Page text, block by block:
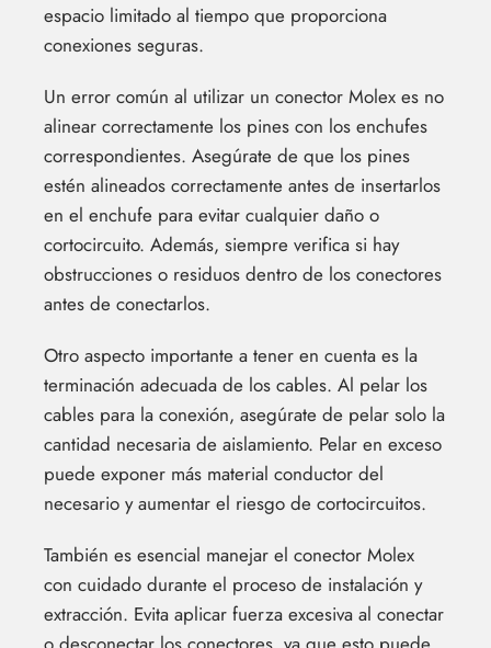
espacio limitado al tiempo que proporciona
conexiones seguras.
Un error común al utilizar un conector Molex es no
alinear correctamente los pines con los enchufes
correspondientes. Asegúrate de que los pines
estén alineados correctamente antes de insertarlos
en el enchufe para evitar cualquier daño o
cortocircuito. Además, siempre verifica si hay
obstrucciones o residuos dentro de los conectores
antes de conectarlos.
Otro aspecto importante a tener en cuenta es la
terminación adecuada de los cables. Al pelar los
cables para la conexión, asegúrate de pelar solo la
cantidad necesaria de aislamiento. Pelar en exceso
puede exponer más material conductor del
necesario y aumentar el riesgo de cortocircuitos.
También es esencial manejar el conector Molex
con cuidado durante el proceso de instalación y
extracción. Evita aplicar fuerza excesiva al conectar